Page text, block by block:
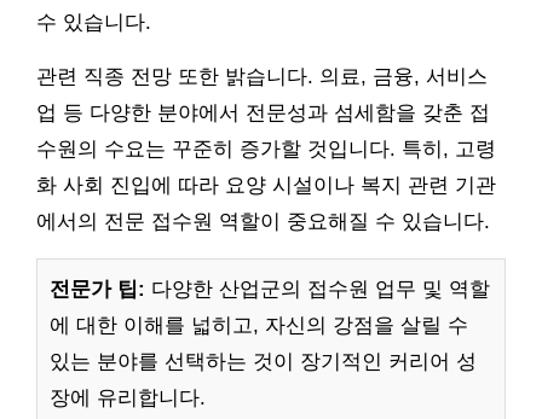
수 있습니다.
관련 직종 전망 또한 밝습니다. 의료, 금융, 서비스
업 등 다양한 분야에서 전문성과 섬세함을 갖춘 접
수원의 수요는 꾸준히 증가할 것입니다. 특히, 고령
화 사회 진입에 따라 요양 시설이나 복지 관련 기관
에서의 전문 접수원 역할이 중요해질 수 있습니다.
전문가 팁: 다양한 산업군의 접수원 업무 및 역할
에 대한 이해를 넓히고, 자신의 강점을 살릴 수
있는 분야를 선택하는 것이 장기적인 커리어 성
장에 유리합니다.